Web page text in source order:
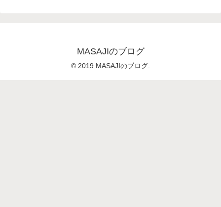
MASAJIのブログ
© 2019 MASAJIのブログ.